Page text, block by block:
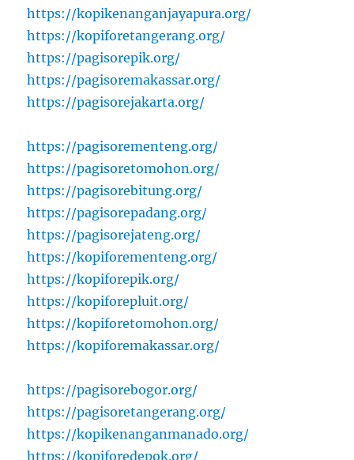
https://kopikenanganjayapura.org/
https://kopiforetangerang.org/
https://pagisorepik.org/
https://pagisoremakassar.org/
https://pagisorejakarta.org/
https://pagisorementeng.org/
https://pagisoretomohon.org/
https://pagisorebitung.org/
https://pagisorepadang.org/
https://pagisorejateng.org/
https://kopiforementeng.org/
https://kopiforepik.org/
https://kopiforepluit.org/
https://kopiforetomohon.org/
https://kopiforemakassar.org/
https://pagisorebogor.org/
https://pagisoretangerang.org/
https://kopikenanganmanado.org/
https://kopiforedepok.org/